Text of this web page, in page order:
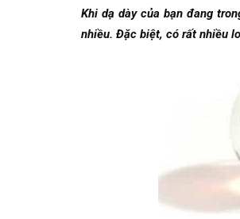
Khi dạ dày của bạn đang
nhiều. Đặc biệt, có rất nhiều